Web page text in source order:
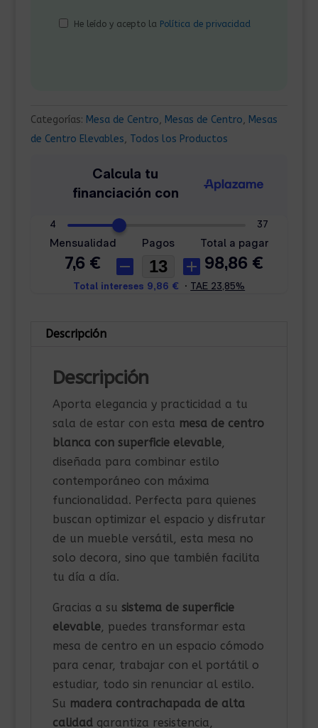
He leído y acepto la Política de privacidad
Categorías: Mesa de Centro, Mesas de Centro, Mesas
de Centro Elevables, Todos los Productos
Descripción
Descripción
Aporta elegancia y practicidad a tu
sala de estar con esta mesa de centro
blanca con superficie elevable,
diseñada para combinar estilo
contemporáneo con máxima
funcionalidad. Perfecta para quienes
buscan optimizar el espacio y disfrutar
de un mueble versátil, esta mesa no
solo decora, sino que también facilita
tu día a día.
Gracias a su sistema de superficie
elevable, puedes transformar esta
mesa de centro en un espacio cómodo
para cenar, trabajar con el portátil o
estudiar, todo sin renunciar al estilo.
Su madera contrachapada de alta
calidadgarantiza resistencia,